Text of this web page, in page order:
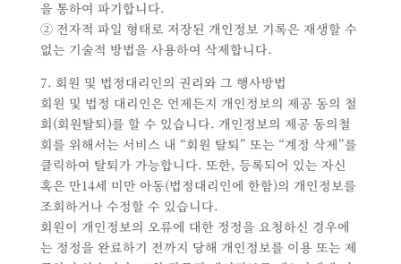
을 통하여 파기합니다.
② 전자적 파일 형태로 저장된 개인정보 기록은 재생할 수
없는 기술적 방법을 사용하여 삭제합니다.
7. 회원 및 법정대리인의 권리와 그 행사방법
회원 및 법정 대리인은 언제든지 개인정보의 제공 동의 철
회(회원탈퇴)를 할 수 있습니다. 개인정보의 제공 동의철
회를 위해서는 서비스 내 “회원 탈퇴” 또는 “계정 삭제”를
클릭하여 탈퇴가 가능합니다. 또한, 등록되어 있는 자신
혹은 만14세 미만 아동(법정대리인에 한함)의 개인정보를
조회하거나 수정할 수 있습니다.
회원이 개인정보의 오류에 대한 정정을 요청하신 경우에
는 정정을 완료하기 전까지 당해 개인정보를 이용 또는 제